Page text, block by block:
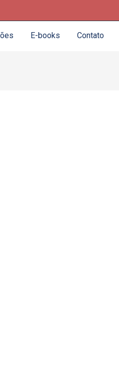
E-books Contato